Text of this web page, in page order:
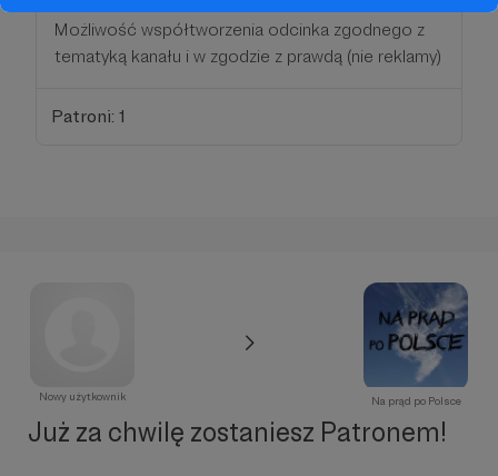
Możliwość współtworzenia odcinka zgodnego z
tematyką kanału i w zgodzie z prawdą (nie reklamy)
Patroni: 1
Nowy użytkownik Na prąd po Polsce
Już za chwilę zostaniesz Patronem!